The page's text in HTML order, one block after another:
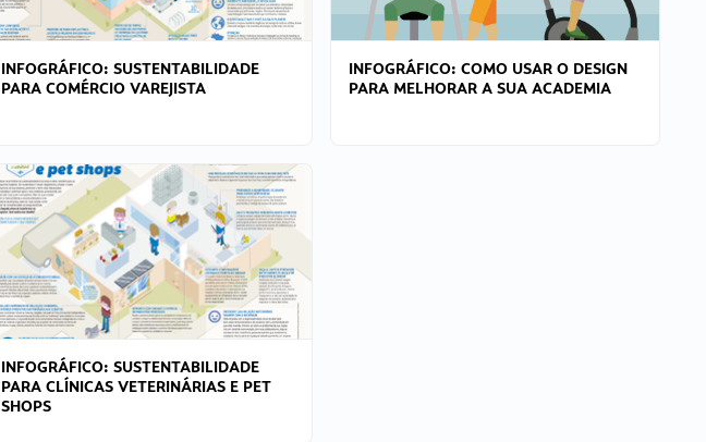
INFOGRÁFICO: SUSTENTABILIDADE
PARA COMÉRCIO VAREJISTA
INFOGRÁFICO: COMO USAR O DESIGN
PARA MELHORAR A SUA ACADEMIA
INFOGRÁFICO: SUSTENTABILIDADE
PARA CLÍNICAS VETERINÁRIAS E PET
SHOPS